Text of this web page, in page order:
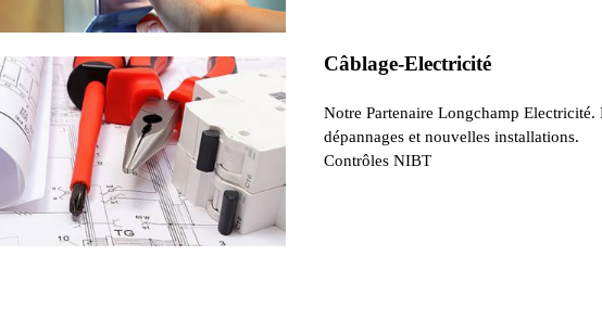
Câblage-Electricité
Notre Partenaire Longchamp Electricité.
dépannages et nouvelles installations.
Contrôles NIBT